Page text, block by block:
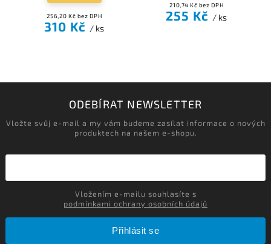
256,20 Kč bez DPH
310 Kč / ks
210,74 Kč bez DPH
255 Kč / ks
ODEBÍRAT NEWSLETTER
Vložte svůj e-mail a my vám budeme zasílat informace o nových
produktech na našem e-shopu.
podmínkami ochrany osobních údajů
Přihlásit se